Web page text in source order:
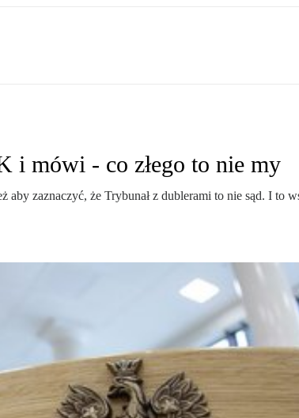
i mówi - co złego to nie my
zaznaczyć, że Trybunał z dublerami to nie sąd. I to